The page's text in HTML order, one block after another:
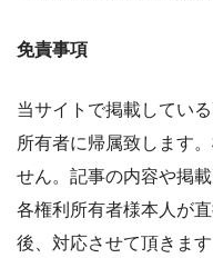
免責事項
当サイトで掲載してい
所有者に帰属致します
せん。記事の内容や掲
各権利所有者様本人が
後、対応させて頂きます